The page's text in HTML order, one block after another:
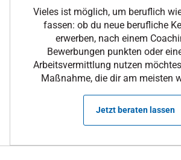
Vieles ist möglich, um beruflich
fassen: ob du neue berufliche
erwerben, nach einem
Bewerbungen punkten oder
Arbeitsvermittlung nutzen
Maßnahme, die dir am meisten
Jetzt beraten lassen